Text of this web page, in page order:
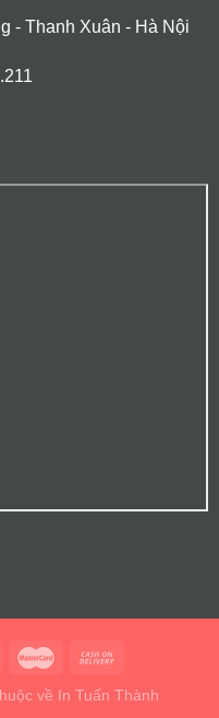
- Thanh Xuân - Hà Nội
về In Tuấn Thành